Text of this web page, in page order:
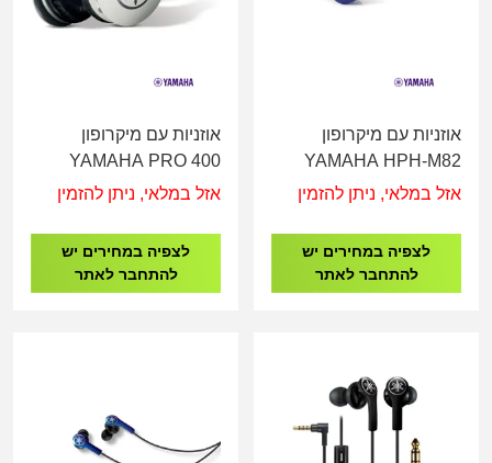
אוזניות עם מיקרופון
YAMAHA HPH-M82
Blue
אזל במלאי, ניתן להזמין
לצפיה במחירים יש
להתחבר לאתר
אוזניות עם מיקרופון
YAMAHA PRO 400
High-Fidelity Over-ear
אזל במלאי, ניתן להזמין
לצפיה במחירים יש
להתחבר לאתר